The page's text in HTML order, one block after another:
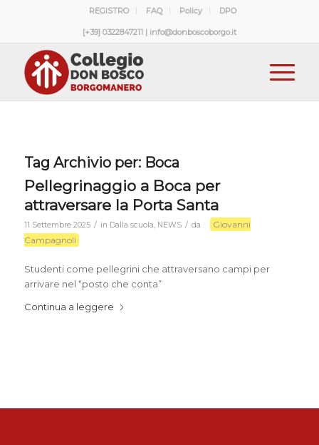
REGISTRO FAQ Policy DPO
[+39] 0322847211 | info@donboscoborgo.it
Tag Archivio per: Boca
Pellegrinaggio a Boca per
attraversare la Porta Santa
11 Settembre 2025 / in Dalla scuola, NEWS / da
Giovanni
Campagnoli
Studenti come pellegrini che attraversano campi per
arrivare nel “posto che conta”
Continua a leggere